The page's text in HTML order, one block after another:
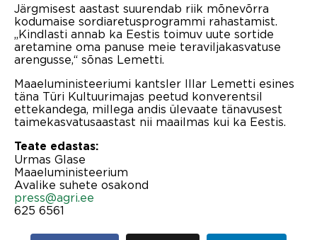
Järgmisest aastast suurendab riik mõnevõrra
kodumaise sordiaretusprogrammi rahastamist.
„Kindlasti annab ka Eestis toimuv uute sortide
aretamine oma panuse meie teraviljakasvatuse
arengusse,“ sõnas Lemetti.
Maaeluministeeriumi kantsler Illar Lemetti esines
täna Türi Kultuurimajas peetud konverentsil
ettekandega, millega andis ülevaate tänavusest
taimekasvatusaastast nii maailmas kui ka Eestis.
Teate edastas:
Urmas Glase
Maaeluministeerium
Avalike suhete osakond
press@agri.ee
625 6561